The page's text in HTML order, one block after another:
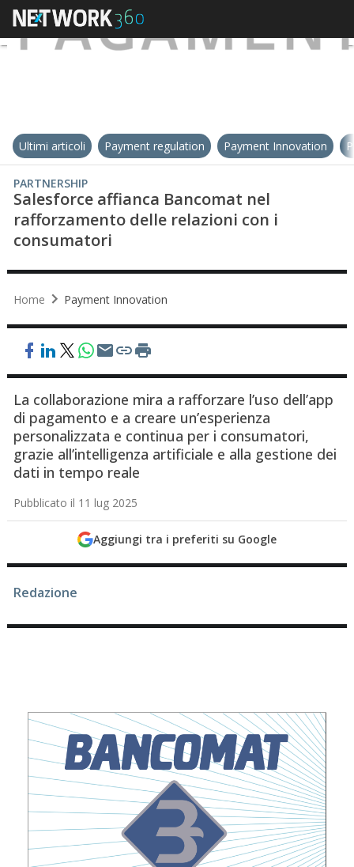
Ultimi articoli Payment regulation Payment Innovation
PARTNERSHIP
Salesforce affianca Bancomat nel
rafforzamento delle relazioni con i
consumatori
Home Payment Innovation
La collaborazione mira a rafforzare l’uso dell’app
di pagamento e a creare un’esperienza
personalizzata e continua per i consumatori,
grazie all’intelligenza artificiale e alla gestione dei
dati in tempo reale
Pubblicato il 11 lug 2025
Aggiungi tra i preferiti su Google
Redazione